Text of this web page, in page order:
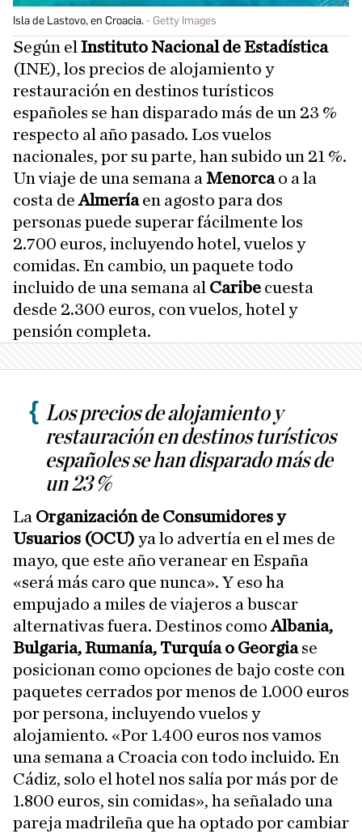
Isla de Lastovo, en Croacia. Getty Images
Según el Instituto Nacional de Estadística
(INE), los precios de alojamiento y
restauración en destinos turísticos
españoles se han disparado más de un 23 %
respecto al año pasado. Los vuelos
nacionales, por su parte, han subido un 21 %.
Un viaje de una semana a Menorcao a la
costa deAlmeríaen agosto para dos
personas puede superar fácilmente los
2.700 euros, incluyendo hotel, vuelos y
comidas. En cambio, un paquete todo
incluido de una semana al Caribe cuesta
desde 2.300 euros, con vuelos, hotel y
pensión completa.
Los precios de alojamiento y
restauración en destinos turísticos
españoles se han disparado más de
un 23 %
La Organización de Consumidores y
Usuarios (OCU) ya lo advertía en el mes de
mayo, que este año veranear en España
«será más caro que nunca». Y eso ha
empujado a miles de viajeros a buscar
alternativas fuera. Destinos comoAlbania,
Bulgaria, Rumanía, Turquía o Georgiase
posicionan como opciones de bajo coste con
paquetes cerrados por menos de 1.000 euros
por persona, incluyendo vuelos y
alojamiento. «Por 1.400 euros nos vamos
una semana a Croacia con todo incluido. En
Cádiz, solo el hotel nos salía por más por de
1.800 euros, sin comidas», ha señalado una
pareja madrileña que ha optado por cambiar